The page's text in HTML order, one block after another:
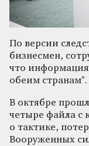
По версии
бизнесмен,
что
обеим странам".
В октябре
четыре файла с
о тактике,
Вооруженных